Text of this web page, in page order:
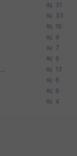
31
33
19
9
7
6
우리나라도 학구 열풍보면 Higher Doctorate 학위가 필요하다고 봅니다. 13
6
9
4